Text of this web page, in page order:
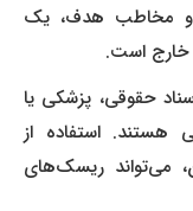
و مخاطب هدف، یک
خارج است.
حقوقی، پزشکی یا
هستند. استفاده از
می‌تواند ریسک‌های